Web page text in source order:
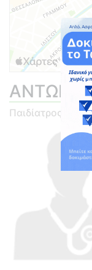
Παιδίατρος